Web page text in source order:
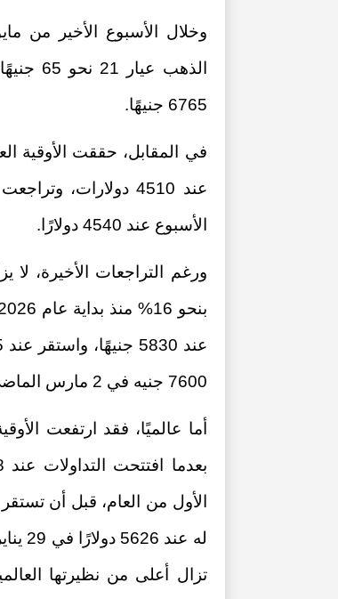
6765 جنيهًا.
الأسبوع عند 4540 دولارًا.
ورغم التراجعات الأخيرة،
7600 جنيه في 2 مارس الماضي.
له
تطوير «مرافق» القاهرة